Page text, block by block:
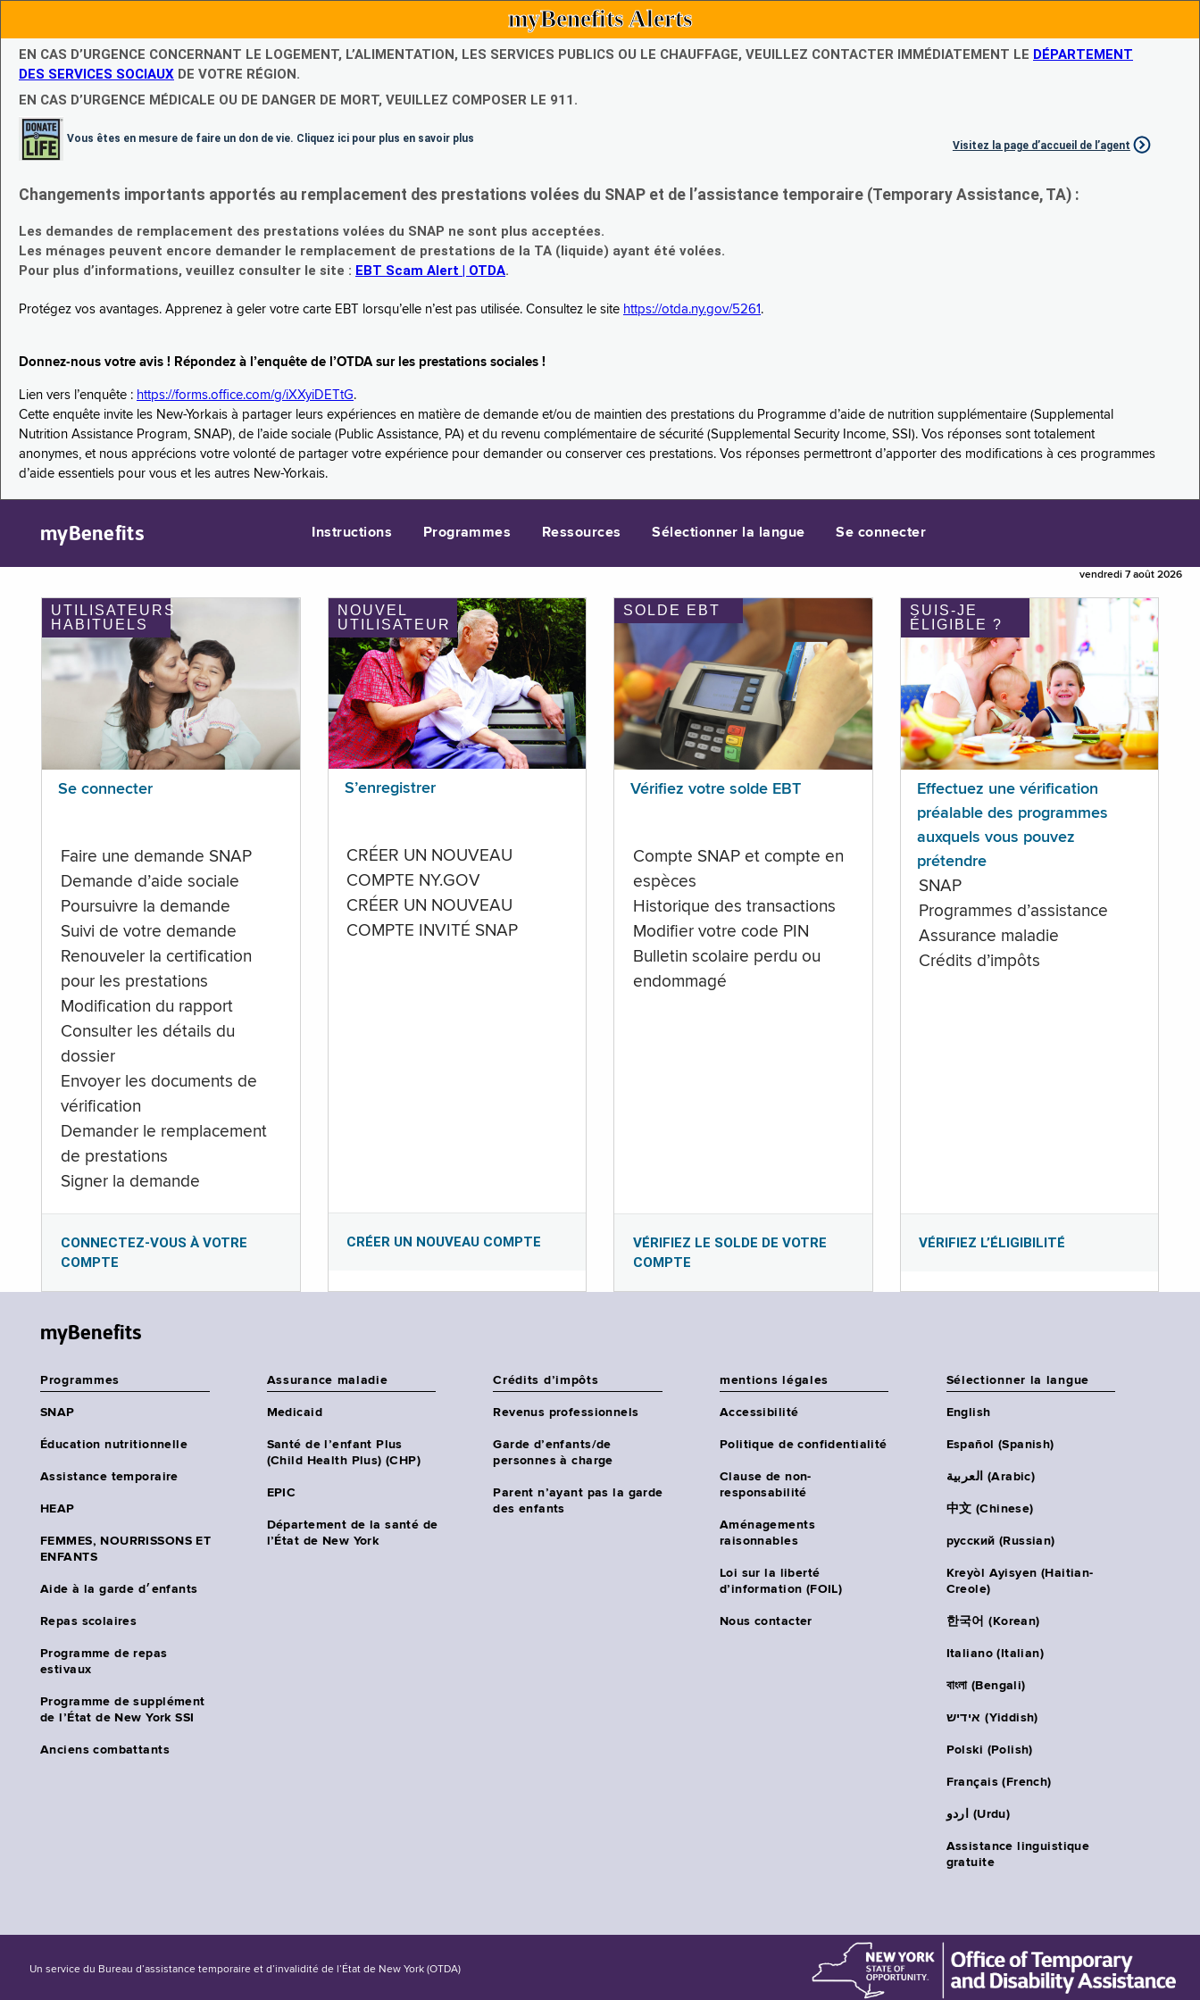
myBenefits Alerts
EN CAS D’URGENCE CONCERNANT LE LOGEMENT, L’ALIMENTATION, LES SERVICES PUBLICS OU LE CHAUFFAGE, VEUILLEZ CONTACTER IMMÉDIATEMENT LE DÉPARTEMENT
DES SERVICES SOCIAUX DE VOTRE RÉGION.
EN CAS D’URGENCE MÉDICALE OU DE DANGER DE MORT, VEUILLEZ COMPOSER LE 911.
Vous êtes en mesure de faire un don de vie. Cliquez ici pour plus en savoir plus
Visitez la page d’accueil de l’agent
Changements importants apportés au remplacement des prestations volées du SNAP et de l’assistance temporaire (Temporary Assistance, TA) :
Les demandes de remplacement des prestations volées du SNAP ne sont plus acceptées.
Les ménages peuvent encore demander le remplacement de prestations de la TA (liquide) ayant été volées.
Pour plus d’informations, veuillez consulter le site : EBT Scam Alert | OTDA.
Protégez vos avantages. Apprenez à geler votre carte EBT lorsqu’elle n’est pas utilisée. Consultez le site https://otda.ny.gov/5261 .
Donnez-nous votre avis ! Répondez à l’enquête de l’OTDA sur les prestations sociales !
Lien vers l’enquête : https://forms.office.com/g/iXXyiDETtG.
Cette enquête invite les New-Yorkais à partager leurs expériences en matière de demande et/ou de maintien des prestations du Programme d’aide de nutrition supplémentaire (Supplemental
Nutrition Assistance Program, SNAP), de l’aide sociale (Public Assistance, PA) et du revenu complémentaire de sécurité (Supplemental Security Income, SSI). Vos réponses sont totalement
anonymes, et nous apprécions votre volonté de partager votre expérience pour demander ou conserver ces prestations. Vos réponses permettront d’apporter des modifications à ces programmes
d’aide essentiels pour vous et les autres New-Yorkais.
myBenefits Instructions Programmes Ressources Sélectionner la langue Se connecter
vendredi 7 août 2026
UTILISATEURS
HABITUELS
Se connecter
Faire une demande SNAP
Demande d’aide sociale
Poursuivre la demande
Suivi de votre demande
Renouveler la certification
pour les prestations
Modification du rapport
Consulter les détails du
dossier
Envoyer les documents de
vérification
Demander le remplacement
de prestations
Signer la demande
CONNECTEZ-VOUS À VOTRE
COMPTE
NOUVEL
UTILISATEUR
S’enregistrer
CRÉER UN NOUVEAU
COMPTE NY.GOV
CRÉER UN NOUVEAU
COMPTE INVITÉ SNAP
CRÉER UN NOUVEAU COMPTE
SOLDE EBT
Vérifiez votre solde EBT
Compte SNAP et compte en
espèces
Historique des transactions
Modifier votre code PIN
Bulletin scolaire perdu ou
endommagé
VÉRIFIEZ LE SOLDE DE VOTRE
COMPTE
SUIS-JE
ÉLIGIBLE ?
Effectuez une vérification
préalable des programmes
auxquels vous pouvez
prétendre
SNAP
Programmes d’assistance
Assurance maladie
Crédits d’impôts
VÉRIFIEZ L’ÉLIGIBILITÉ
myBenefits
Programmes
SNAP
Éducation nutritionnelle
Assistance temporaire
HEAP
FEMMES, NOURRISSONS ET
ENFANTS
Aide à la garde d׳enfants
Repas scolaires
Programme de repas
estivaux
Programme de supplément
de l’État de New York SSI
Anciens combattants
Assurance maladie
Medicaid
Santé de l’enfant Plus
(Child Health Plus) (CHP)
EPIC
Département de la santé de
l’État de New York
Crédits d’impôts
Revenus professionnels
Garde d’enfants/de
personnes à charge
Parent n’ayant pas la garde
des enfants
mentions légales
Accessibilité
Politique de confidentialité
Clause de non-
responsabilité
Aménagements
raisonnables
Loi sur la liberté
d’information (FOIL)
Nous contacter
Sélectionner la langue
English
Español (Spanish)
العربية (Arabic)
中文 (Chinese)
русский (Russian)
Kreyòl Ayisyen (Haitian-
Creole)
한국어 (Korean)
Italiano (Italian)
বাংলা (Bengali)
אידיש (Yiddish)
Polski (Polish)
Français (French)
اردو (Urdu)
Assistance linguistique
gratuite
Un service du Bureau d’assistance temporaire et d’invalidité de l’État de New York (OTDA)